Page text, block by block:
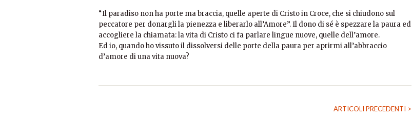
“Il paradiso non ha porte ma braccia, quelle aperte di Cristo in Croce, che si chiudono sul
peccatore per donargli la pienezza e liberarlo all’Amore”. Il dono di sé è spezzare la paura ed
accogliere la chiamata: la vita di Cristo ci fa parlare lingue nuove, quelle dell’amore.
Ed io, quando ho vissuto il dissolversi delle porte della paura per aprirmi all’abbraccio
d’amore di una vita nuova?
ARTICOLI PRECEDENTI >